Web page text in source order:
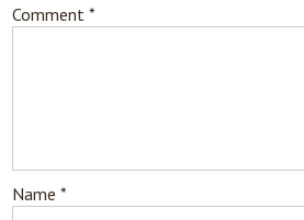
Comment*
Name*